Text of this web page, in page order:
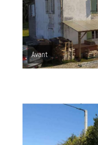
Avant